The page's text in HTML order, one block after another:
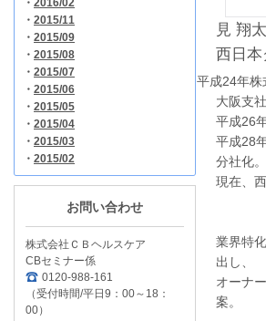
・ 2015/11
・ 2015/09
・ 2015/08
・ 2015/07
・ 2015/06
・ 2015/05
・ 2015/04
・ 2015/03
・ 2015/02
お問い合わせ
株式会社ＣＢヘルスケア
CBセミナー係
0120-988-161
（受付時間/平日9：00～18：
00）
見 翔
西日
平成24年株
大阪支
平成26
平成28
分社化。
現在、
業界特
出し、
オーナ
案。